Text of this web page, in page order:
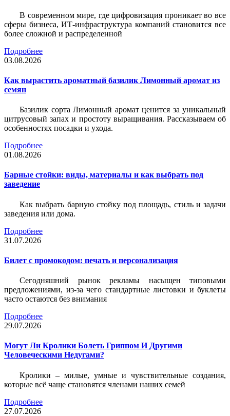
В современном мире, где цифровизация проникает во все
сферы бизнеса, ИТ-инфраструктура компаний становится все
более сложной и распределенной
Подробнее
03.08.2026
Как вырастить ароматный базилик Лимонный аромат из
семян
Базилик сорта Лимонный аромат ценится за уникальный
цитрусовый запах и простоту выращивания. Рассказываем об
особенностях посадки и ухода.
Подробнее
01.08.2026
Барные стойки: виды, материалы и как выбрать под
заведение
Как выбрать барную стойку под площадь, стиль и задачи
заведения или дома.
Подробнее
31.07.2026
Билет c промокодом: печать и персонализация
Сегодняшний рынок рекламы насыщен типовыми
предложениями, из-за чего стандартные листовки и буклеты
часто остаются без внимания
Подробнее
29.07.2026
Могут Ли Кролики Болеть Гриппом И Другими
Человеческими Недугами?
Кролики – милые, умные и чувствительные создания,
которые всё чаще становятся членами наших семей
Подробнее
27.07.2026